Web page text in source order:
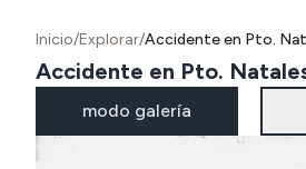
Inicio/Explorar/Accidente en Pto.
Accidente en Pto.
modo galería